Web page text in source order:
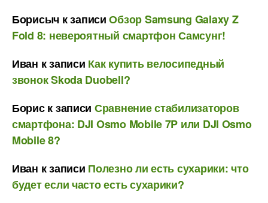
Борисыч к записиОбзор Samsung Galaxy Z
Fold 8: невероятный смартфон Самсунг!
Иван к записи Как купить велосипедный
звонок Skoda Duobell?
Бориск записи Сравнение стабилизаторов
смартфона: DJI Osmo Mobile 7P или DJI Osmo
Mobile 8?
Иван к записи Полезно ли есть сухарики: что
будет если часто есть сухарики?